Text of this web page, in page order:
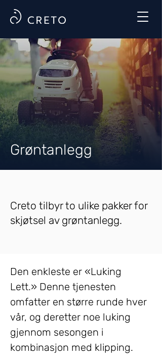
Grøntanlegg
Creto tilbyr to ulike pakker for
skjøtsel av grøntanlegg.
Den enkleste er «Luking
Lett.» Denne tjenesten
omfatter en større runde hver
vår, og deretter noe luking
gjennom sesongen i
kombinasjon med klipping.